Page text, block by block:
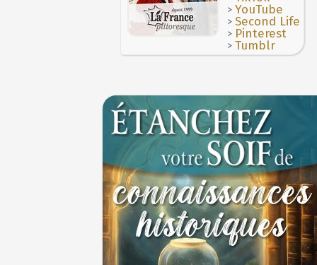
>YouTube
>Second Life
> Pinterest
>Tumblr